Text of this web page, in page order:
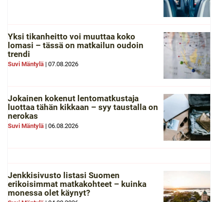
Yksi tikanheitto voi muuttaa koko
lomasi – tässä on matkailun oudoin
trendi
Suvi Mäntylä | 07.08.2026
Jokainen kokenut lentomatkustaja
luottaa tähän kikkaan – syy taustalla on
nerokas
Suvi Mäntylä | 06.08.2026
Jenkkisivusto listasi Suomen
erikoisimmat matkakohteet – kuinka
monessa olet käynyt?